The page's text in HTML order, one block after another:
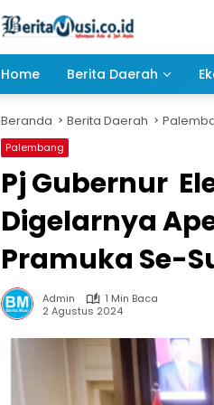
Home Berita Daerah
Beranda Berita Daerah
Palembang
Pj Gubernur
Digelarnya
Pramuka Se-
Admin
1 Min Baca
2 Agustus 2024